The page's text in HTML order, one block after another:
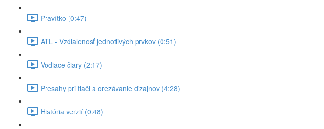
Pravítko (0:47)
ATL - Vzdialenosť jednotlivých prvkov (0:51)
Vodiace čiary (2:17)
Presahy pri tlači a orezávanie dizajnov (4:28)
História verzií (0:48)